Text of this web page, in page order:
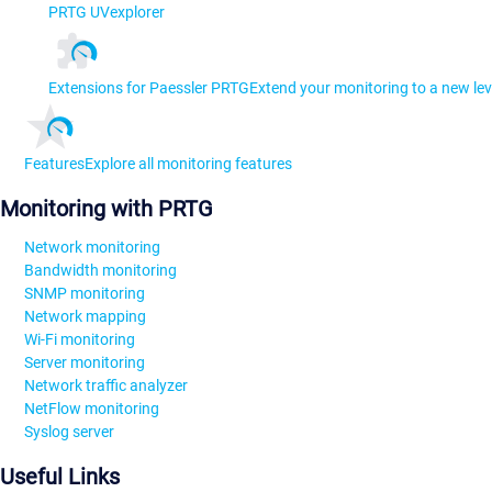
PRTG UVexplorer
Extensions for Paessler PRTGExtend your monitoring to a new
FeaturesExplore all monitoring features
Monitoring with PRTG
Network monitoring
Bandwidth monitoring
SNMP monitoring
Network mapping
Wi-Fi monitoring
Server monitoring
Network traffic analyzer
NetFlow monitoring
Syslog server
Useful Links